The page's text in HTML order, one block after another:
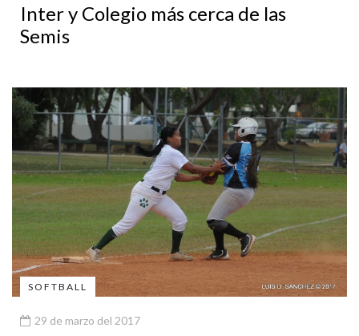
Inter y Colegio más cerca de las
Semis
SOFTBALL
29 de marzo del 2017